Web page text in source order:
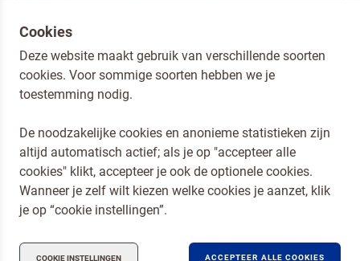
Ik ben een horeca professional
Door op versturen te klikken, ga je akkoord metonze voorwaarden.
Dr. Oetker Nederland
Koopmans Professioneel
Privacy en Cookies
Cookies
Deze website maakt gebruik van verschillende soorten
cookies. Voor sommige soorten hebben we je
toestemming nodig.
De noodzakelijke cookies en anonieme statistieken zijn
altijd automatisch actief; als je op "accepteer alle
cookies" klikt, accepteer je ook de optionele cookies.
Wanneer je zelf wilt kiezen welke cookies je aanzet, klik
je op “cookie instellingen”.
COOKIE INSTELLINGEN ACCEPTEER ALLE COOKIES